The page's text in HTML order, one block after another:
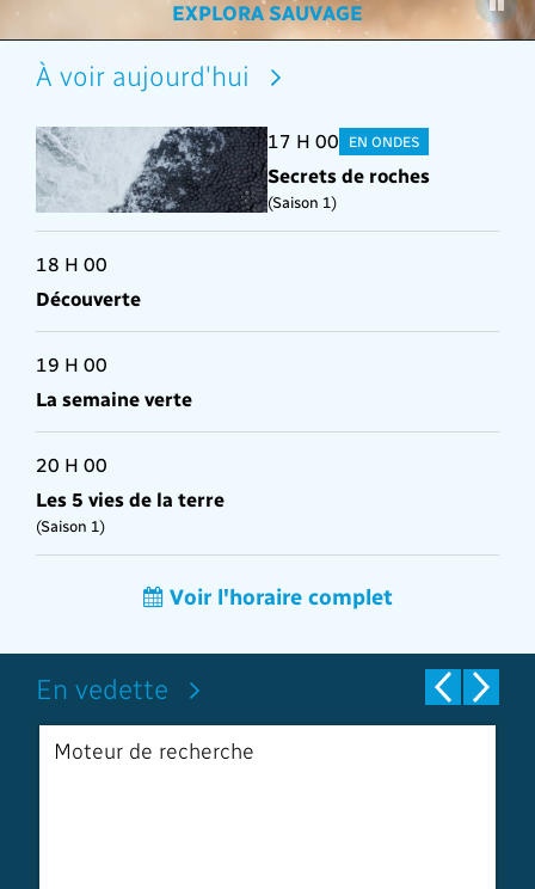
COLLECTION EXPLORA
ALIMENTATION
RAFALES DU DIMANCHE
EXPLORA SAUVAGE
SAISON
À voir aujourd'hui
17 H 00 EN ONDES
Secrets de roches
(Saison 1)
18 H 00
Découverte
19 H 00
La semaine verte
20 H 00
Les 5 vies de la terre
(Saison 1)
Voir l'horaire complet
En vedette
Moteur de recherche